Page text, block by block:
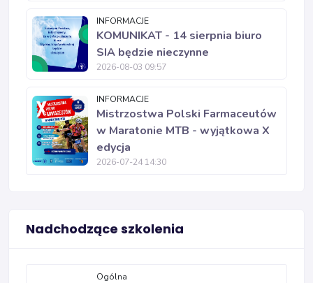
INFORMACJE
KOMUNIKAT - 14 sierpnia biuro
SIA będzie nieczynne
2026-08-03 09:57
INFORMACJE
Mistrzostwa Polski Farmaceutów
w Maratonie MTB - wyjątkowa X
edycja
2026-07-24 14:30
Nadchodzące szkolenia
Ogólna